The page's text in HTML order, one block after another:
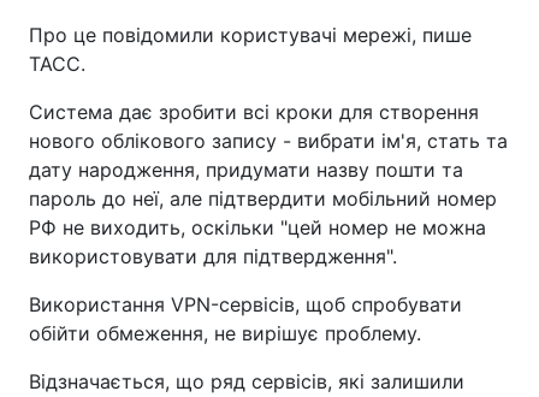
Про це повідомили користувачі мережі, пише
ТАСС.
Система дає зробити всі кроки для створення
нового облікового запису - вибрати ім'я, стать та
дату народження, придумати назву пошти та
пароль до неї, але підтвердити мобільний номер
РФ не виходить, оскільки "цей номер не можна
використовувати для підтвердження".
Використання VPN-сервісів, щоб спробувати
обійти обмеження, не вирішує проблему.
Відзначається, що ряд сервісів, які залишили